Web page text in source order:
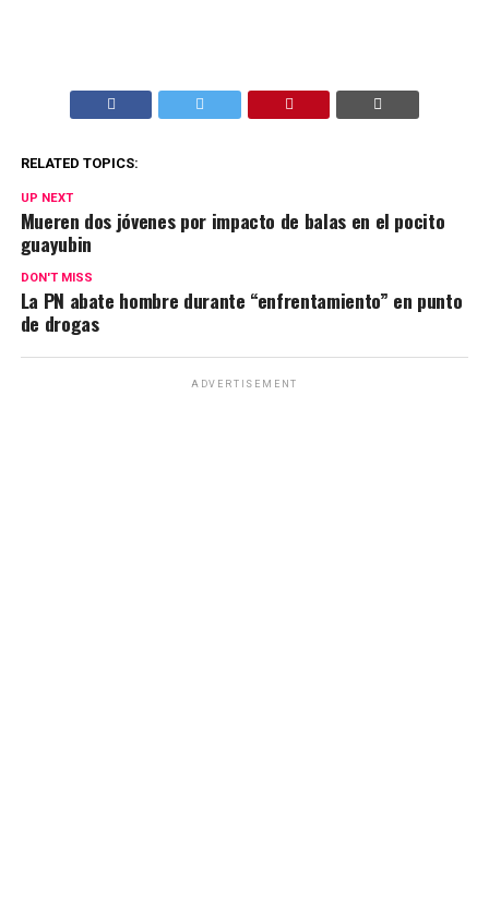
RELATED TOPICS:
UP NEXT
Mueren dos jóvenes por impacto de balas en el pocito
guayubin
DON'T MISS
La PN abate hombre durante “enfrentamiento” en punto
de drogas
ADVERTISEMENT